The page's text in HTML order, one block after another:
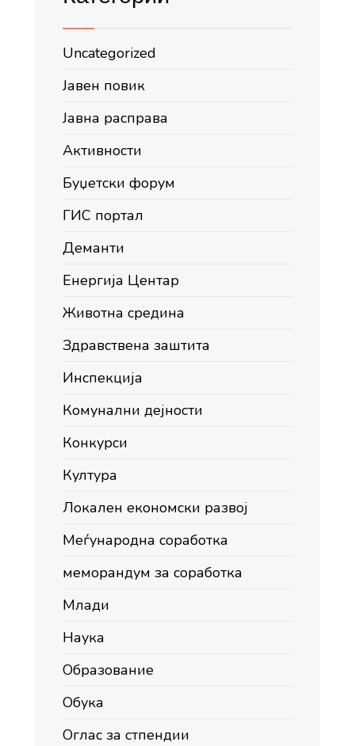
Uncategorized
Јавен повик
Јавна расправа
Активности
Буџетски форум
ГИС портал
Деманти
Енергија Центар
Животна средина
Здравствена заштита
Инспекција
Комунални дејности
Конкурси
Култура
Локален економски развој
Меѓународна соработка
меморандум за соработка
Млади
Наука
Образование
Обука
Оглас за стпендии